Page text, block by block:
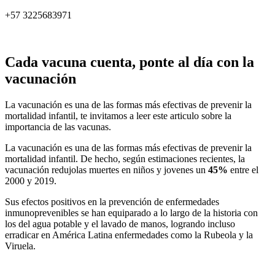
+57 3225683971
Cada vacuna cuenta, ponte al día con la
vacunación
La vacunación es una de las formas más efectivas de prevenir la
mortalidad infantil, te invitamos a leer este articulo sobre la
importancia de las vacunas.
La vacunación es una de las formas más efectivas de prevenir la
mortalidad infantil. De hecho, según estimaciones recientes, la
vacunación redujolas muertes en niños y jovenes un 45% entre el
2000 y 2019.
Sus efectos positivos en la prevención de enfermedades
inmunoprevenibles se han equiparado a lo largo de la historia con
los del agua potable y el lavado de manos, logrando incluso
erradicar en América Latina enfermedades como la Rubeola y la
Viruela.